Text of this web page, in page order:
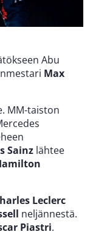
Abu
Max
MM-taiston
Sainz lähtee
Leclerc
neljännestä.
Piastri.